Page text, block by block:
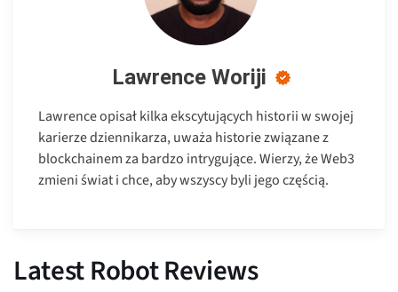
Lawrence Woriji
Lawrence opisał kilka ekscytujących historii w swojej
karierze dziennikarza, uważa historie związane z
blockchainem za bardzo intrygujące. Wierzy, że Web3
zmieni świat i chce, aby wszyscy byli jego częścią.
Latest Robot Reviews